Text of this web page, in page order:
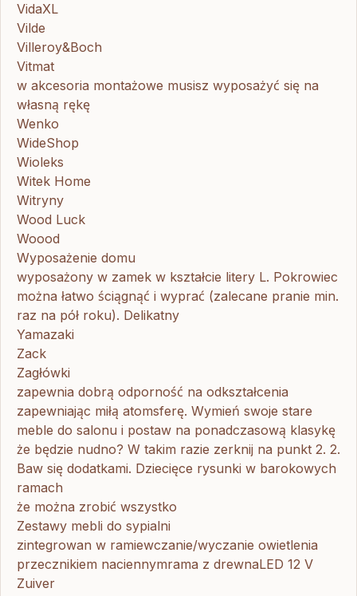
VidaXL
Vilde
Villeroy&Boch
Vitmat
w akcesoria montażowe musisz wyposażyć się na
własną rękę
Wenko
WideShop
Wioleks
Witek Home
Witryny
Wood Luck
Woood
Wyposażenie domu
wyposażony w zamek w kształcie litery L. Pokrowiec
można łatwo ściągnąć i wyprać (zalecane pranie min.
raz na pół roku). Delikatny
Yamazaki
Zack
Zagłówki
zapewnia dobrą odporność na odkształcenia
zapewniając miłą atomsferę. Wymień swoje stare
meble do salonu i postaw na ponadczasową klasykę
że będzie nudno? W takim razie zerknij na punkt 2. 2.
Baw się dodatkami. Dziecięce rysunki w barokowych
ramach
że można zrobić wszystko
Zestawy mebli do sypialni
zintegrowan w ramiewczanie/wyczanie owietlenia
przecznikiem naciennymrama z drewnaLED 12 V
Zuiver